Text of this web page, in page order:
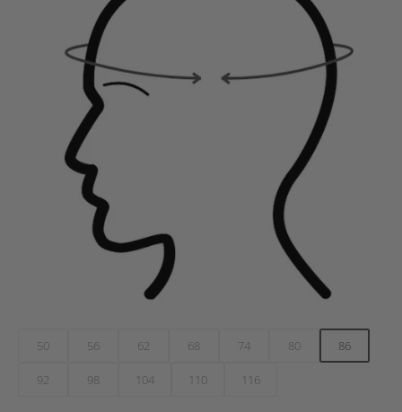
50 56 62 68 74 80 86
92 98 104 110 116